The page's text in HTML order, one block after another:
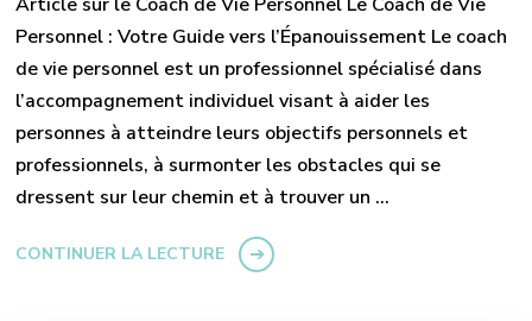
Personnel : Votre Guide vers l’Épanouissement Le coach
de vie personnel est un professionnel spécialisé dans
l’accompagnement individuel visant à aider les
personnes à atteindre leurs objectifs personnels et
professionnels, à surmonter les obstacles qui se
dressent sur leur chemin et à trouver un …
CONTINUER LA LECTURE